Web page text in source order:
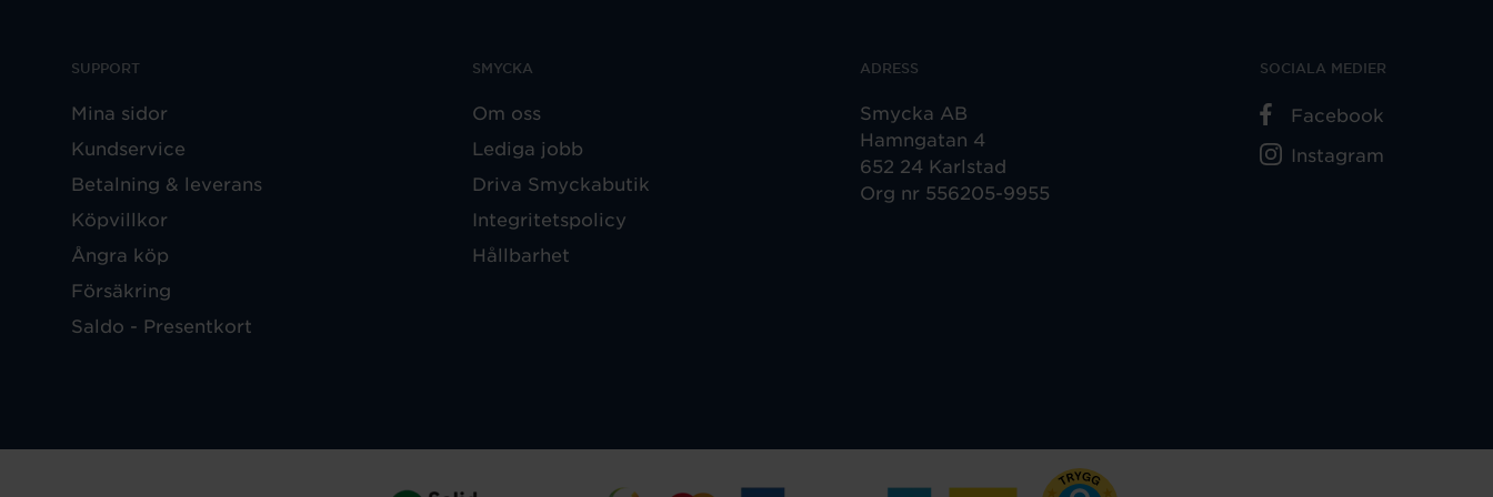
SUPPORT
Mina sidor
Kundservice
Betalning & leverans
Köpvillkor
Ångra köp
Försäkring
Saldo - Presentkort
SMYCKA
Om oss
Lediga jobb
Driva Smyckabutik
Integritetspolicy
Hållbarhet
ADRESS
Smycka AB
Hamngatan 4
652 24 Karlstad
Org nr 556205-9955
SOCIALA MEDIER
Facebook
Instagram